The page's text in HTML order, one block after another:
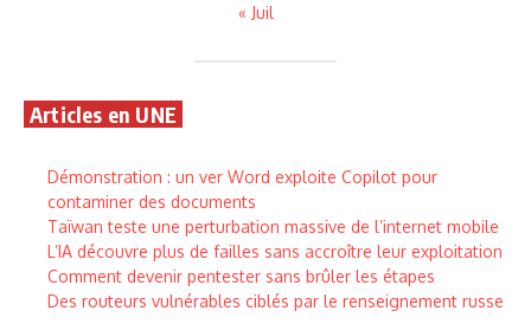
« Juil
Articles en UNE
Démonstration : un ver Word exploite Copilot pour
contaminer des documents
Taïwan teste une perturbation massive de l’internet mobile
L’IA découvre plus de failles sans accroître leur exploitation
Comment devenir pentester sans brûler les étapes
Des routeurs vulnérables ciblés par le renseignement russe